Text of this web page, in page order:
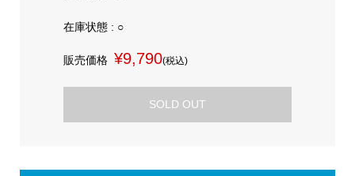
在庫状態 : ○
販売価格 ¥9,790(税込)
SOLD OUT